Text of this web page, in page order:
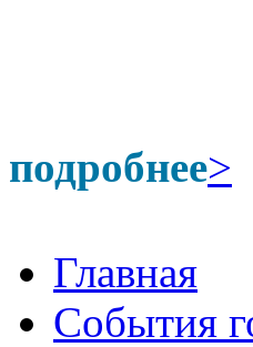
подробнее>
Главная
События